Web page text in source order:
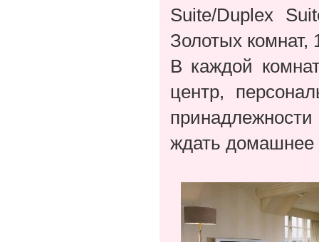
Suite/Duplex
Золотых комнат,
В каждой
центр,
принадлежности
ждать домашнее